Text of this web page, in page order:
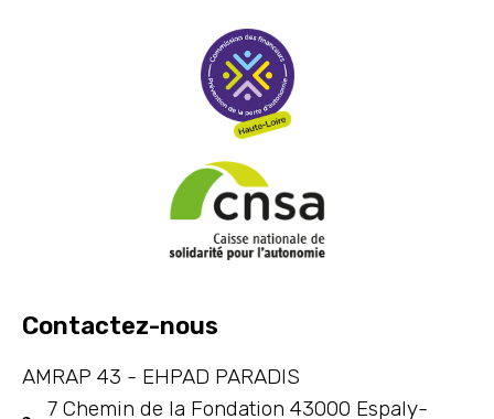
Contactez-nous
AMRAP 43 - EHPAD PARADIS
7 Chemin de la Fondation 43000 Espaly-